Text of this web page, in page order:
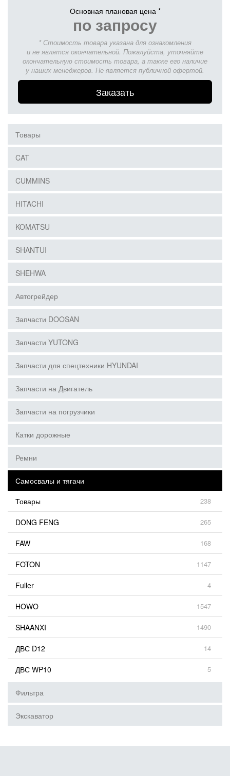
Основная плановая цена *
по запросу
* Стоимость товара указана для ознакомления
и не являтся окончательной. Пожалуйста, уточняйте
окончательную стоимость товара, а также его наличие
у наших менеджеров. Не является публичной офертой.
Заказать
Товары
CAT
CUMMINS
HITACHI
KOMATSU
SHANTUI
SHEHWA
Автогрейдер
Запчасти DOOSAN
Запчасти YUTONG
Запчасти для спецтехники HYUNDAI
Запчасти на Двигатель
Запчасти на погрузчики
Катки дорожные
Ремни
Самосвалы и тягачи
Товары
238
DONG FENG 265
FAW 168
FOTON 1147
Fuller 4
HOWO 1547
SHAANXI 1490
ДВС D12 14
ДВС WP10 5
Фильтра
Экскаватор